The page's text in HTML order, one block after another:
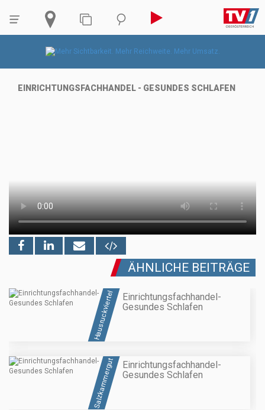
EINRICHTUNGSFACHHANDEL - GESUNDES SCHLAFEN
ÄHNLICHE BEITRÄGE
Hausruckviertel
Einrichtungsfachhandel-
Gesundes Schlafen
Salzkammergut
Einrichtungsfachhandel-
Gesundes Schlafen